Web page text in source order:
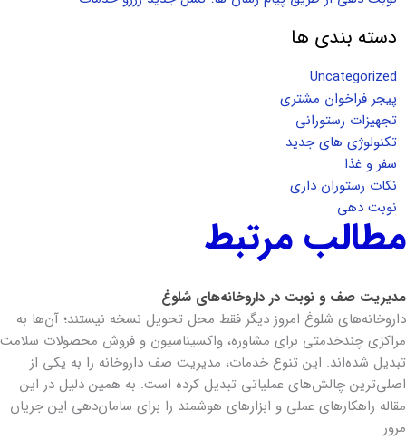
دسته بندی ها
Uncategorized
پیجر فراخوان مشتری
تجهیزات رستورانی
تکنولوژی های جدید
سفر و غذا
نکات رستوران داری
نوبت دهی
مطالب مرتبط
مدیریت صف و نوبت در داروخانه‌های شلوغ
داروخانه‌های شلوغ امروز دیگر فقط محل تحویل نسخه نیستند؛ آن‌ها به
مراکزی چندخدمتی برای مشاوره، واکسیناسیون و فروش محصولات سلامت
تبدیل شده‌اند. این تنوع خدمات، مدیریت صف داروخانه را به یکی از
اصلی‌ترین چالش‌های عملیاتی تبدیل کرده است. به همین دلیل در این
مقاله راهکارهای عملی و ابزارهای هوشمند را برای سامان‌دهی این جریان
مرور